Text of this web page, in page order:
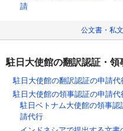
請
公文書・私
駐日大使館の翻訳認証・領
駐日大使館の翻訳認証の申請代
駐日大使館の領事認証の申請代
駐日ベトナム大使館の領事
請代行